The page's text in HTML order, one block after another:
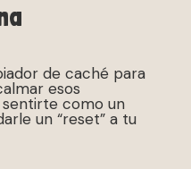
de caché para
esos
como un
un “reset” a tu